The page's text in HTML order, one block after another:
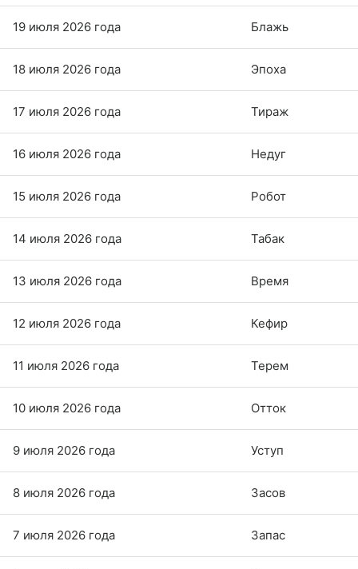
19 июля 2026 года Блажь
18 июля 2026 года Эпоха
17 июля 2026 года Тираж
16 июля 2026 года Недуг
15 июля 2026 года Робот
14 июля 2026 года Табак
13 июля 2026 года Время
12 июля 2026 года Кефир
11 июля 2026 года Терем
10 июля 2026 года Отток
9 июля 2026 года Уступ
8 июля 2026 года Засов
7 июля 2026 года Запас